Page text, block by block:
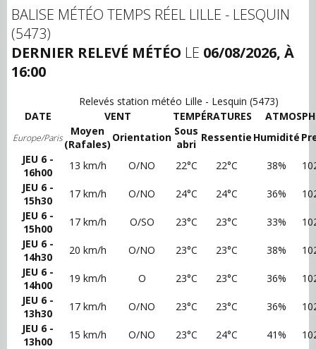
BALISE MÉTÉO TEMPS RÉEL LILLE - LESQUIN
(5473)
DERNIER RELEVÉ MÉTÉO LE 06/08/2026, À
16:00
Relevés station météo Lille - Lesquin (5473)
DATE
VENT TEMPÉRATURES
Europe/Paris
Moyen
(Rafales)
Orientation Sous
abri
Ressentie Humidité
JEU 6 -
16h00
13 km/h O/NO 22°C 22°C 38%
JEU 6 -
15h30
17 km/h O/NO 24°C 24°C 36%
JEU 6 -
15h00
17 km/h O/SO 23°C 23°C 33%
JEU 6 -
14h30
20 km/h O/NO 23°C 23°C 38%
JEU 6 -
14h00
19 km/h O 23°C 23°C 36%
JEU 6 -
13h30
17 km/h O/NO 23°C 23°C 36%
JEU 6 -
13h00
15 km/h O/NO 23°C 24°C 41%